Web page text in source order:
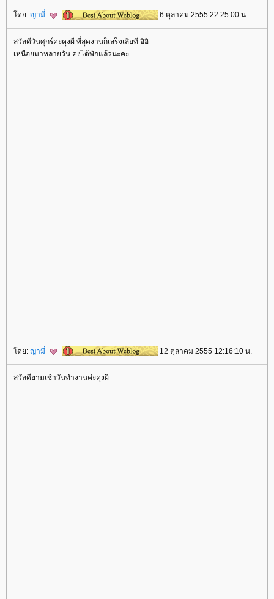
ดย: ญามี่ 6 ตุลาคม 2555 22:25:00 น.
สวัสดีวันศุกร์ค่ะคุงผี ที่สุดงานก็เสร็จเสียที อิอิ
เหนื่อยมาหลายวัน คงได้พักแล้วนะคะ
ดย: ญามี่ 12 ตุลาคม 2555 12:16:10 น.
สวัสดียามเช้าวันทำงานค่ะคุงผี